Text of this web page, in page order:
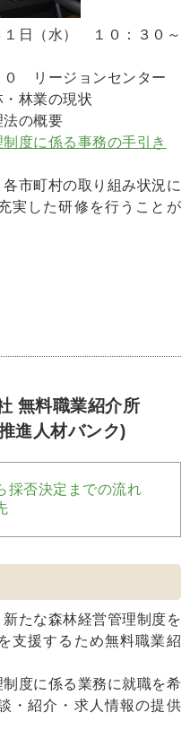
１日（水） １０：３０～
ジョンセンター
森林・林業の現状
法の概要
度に係る事務の手引き
市町村の取り組み状況に
実した研修を行うことが
無料職業紹介所
進人材バンク)
採否決定までの流れ
たな森林経営管理制度を
支援するため無料職業紹
度に係る業務に就職を希
・紹介・求人情報の提供